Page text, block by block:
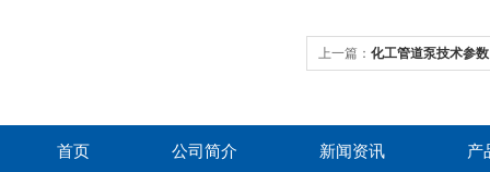
上一篇： 化工管道泵技术参数
首页 公司简介 新闻资讯 产